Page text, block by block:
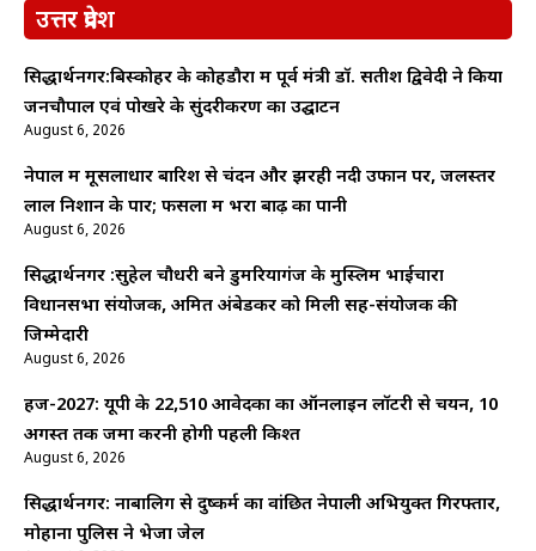
उत्तर प्रदेश
सिद्धार्थनगर:बिस्कोहर के कोहडौरा में पूर्व मंत्री डॉ. सतीश द्विवेदी ने किया
जनचौपाल एवं पोखरे के सुंदरीकरण का उद्घाटन
August 6, 2026
नेपाल में मूसलाधार बारिश से चंदन और झरही नदी उफान पर, जलस्तर
लाल निशान के पार; फसलों में भरा बाढ़ का पानी
August 6, 2026
सिद्धार्थनगर :सुहेल चौधरी बने डुमरियागंज के मुस्लिम भाईचारा
विधानसभा संयोजक, अमित अंबेडकर को मिली सह-संयोजक की
जिम्मेदारी
August 6, 2026
हज-2027: यूपी के 22,510 आवेदकों का ऑनलाइन लॉटरी से चयन, 10
अगस्त तक जमा करनी होगी पहली किश्त
August 6, 2026
सिद्धार्थनगर: नाबालिग से दुष्कर्म का वांछित नेपाली अभियुक्त गिरफ्तार,
मोहाना पुलिस ने भेजा जेल